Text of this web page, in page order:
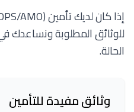
للوثائق المطلوبة ونساعدك
الحالة.
وثائق مفيدة للتأمين